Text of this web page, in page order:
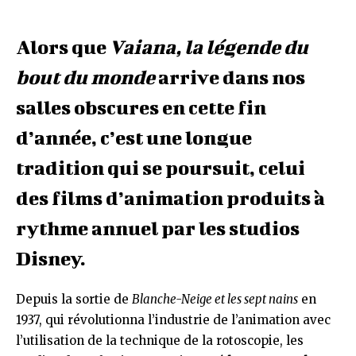
Alors que Vaiana, la légende du
bout du mondearrive dans nos
salles obscures en cette fin
d’année, c’est une longue
tradition qui se poursuit, celui
des films d’animation produits à
rythme annuel par les studios
Disney.
Depuis la sortie de Blanche-Neige et les sept nains en
1937, qui révolutionna l’industrie de l’animation avec
l’utilisation de la technique de la rotoscopie, les